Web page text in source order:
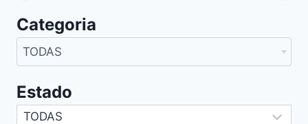
Categoria
TODAS
Estado